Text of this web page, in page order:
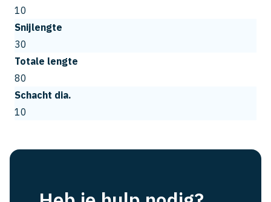
10
Snijlengte
30
Totale lengte
80
Schacht dia.
10